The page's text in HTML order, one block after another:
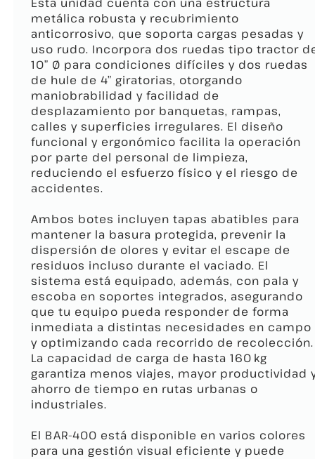
metálica robusta y recubrimiento
anticorrosivo, que soporta cargas pesadas y
uso rudo. Incorpora dos ruedas tipo tractor
10” Ø para condiciones difíciles y dos ruedas
de hule de 4” giratorias, otorgando
maniobrabilidad y facilidad de
desplazamiento por banquetas, rampas,
calles y superficies irregulares. El diseño
funcional y ergonómico facilita la operación
por parte del personal de limpieza,
reduciendo el esfuerzo físico y el riesgo de
accidentes.
Ambos botes incluyen tapas abatibles para
mantener la basura protegida, prevenir la
dispersión de olores y evitar el escape de
residuos incluso durante el vaciado. El
sistema está equipado, además, con pala y
escoba en soportes integrados, asegurando
que tu equipo pueda responder de forma
inmediata a distintas necesidades en campo
y optimizando cada recorrido de recolección.
La capacidad de carga de hasta 160 kg
garantiza menos viajes, mayor productividad
ahorro de tiempo en rutas urbanas o
industriales.
El BAR-400 está disponible en varios colores
para una gestión visual eficiente y puede